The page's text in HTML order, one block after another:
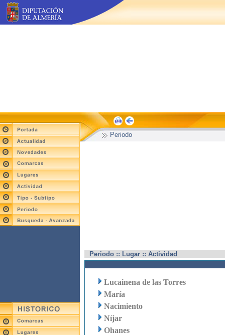
Periodo
Periodo :: Lugar :: Actividad
Lucainena de las Torres
María
Nacimiento
Níjar
Ohanes